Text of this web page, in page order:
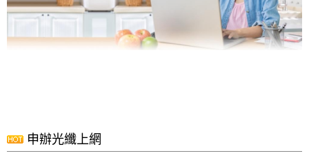
申辦光纖上網